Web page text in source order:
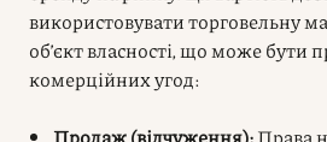
використовувати торговельну
об’єкт власності, що може бути
комерційних угод:
Продаж (відчуження):Права